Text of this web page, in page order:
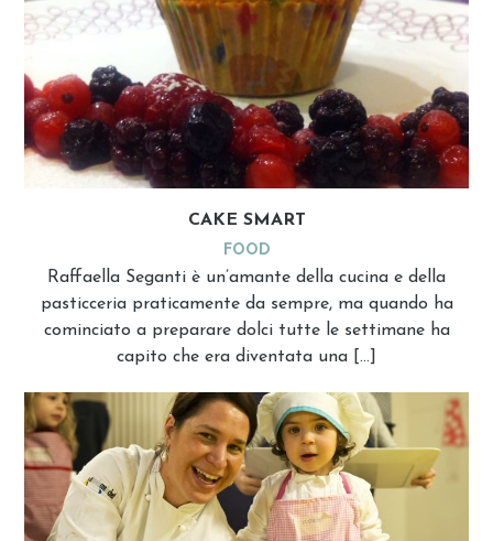
CAKE SMART
FOOD
Raffaella Seganti è un’amante della cucina e della
pasticceria praticamente da sempre, ma quando ha
cominciato a preparare dolci tutte le settimane ha
capito che era diventata una […]